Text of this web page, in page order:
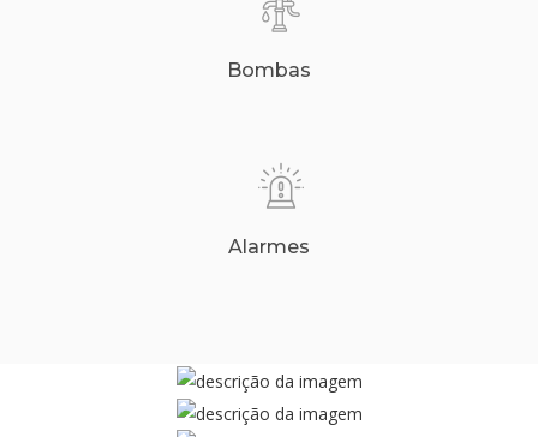
Bombas
Alarmes